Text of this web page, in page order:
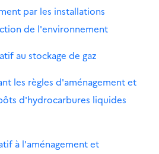
par les installations
de l'environnement
au stockage de gaz
les règles d'aménagement et
d'hydrocarbures liquides
à l'aménagement et